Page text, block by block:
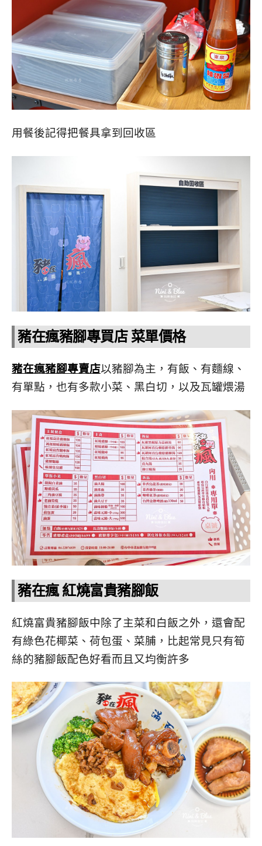
用餐後記得把餐具拿到回收區
豬在瘋豬腳專買店 菜單價格
豬在瘋豬腳專賣店以豬腳為主，有飯、有麵線、
有單點，也有多款小菜、黑白切，以及瓦罐煨湯
豬在瘋 紅燒富貴豬腳飯
紅燒富貴豬腳飯中除了主菜和白飯之外，還會配
有綠色花椰菜、荷包蛋、菜脯，比起常見只有筍
絲的豬腳飯配色好看而且又均衡許多